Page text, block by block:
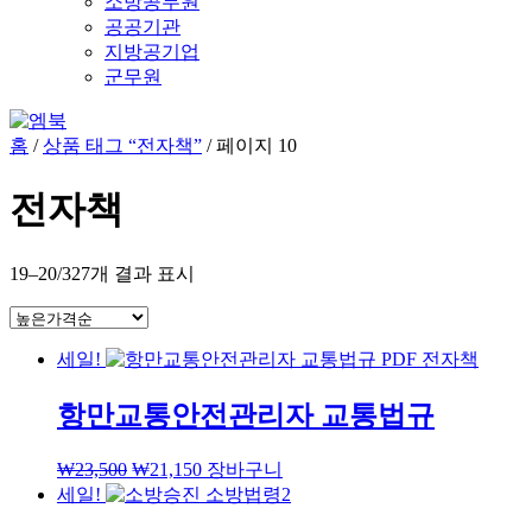
공공기관
지방공기업
군무원
홈 /상품 태그 “전자책” / 페이지 10
전자책
19–20/327개 결과 표시
세일!
항만교통안전관리자 교통법규
₩23,500 ₩21,150 장바구니
세일!